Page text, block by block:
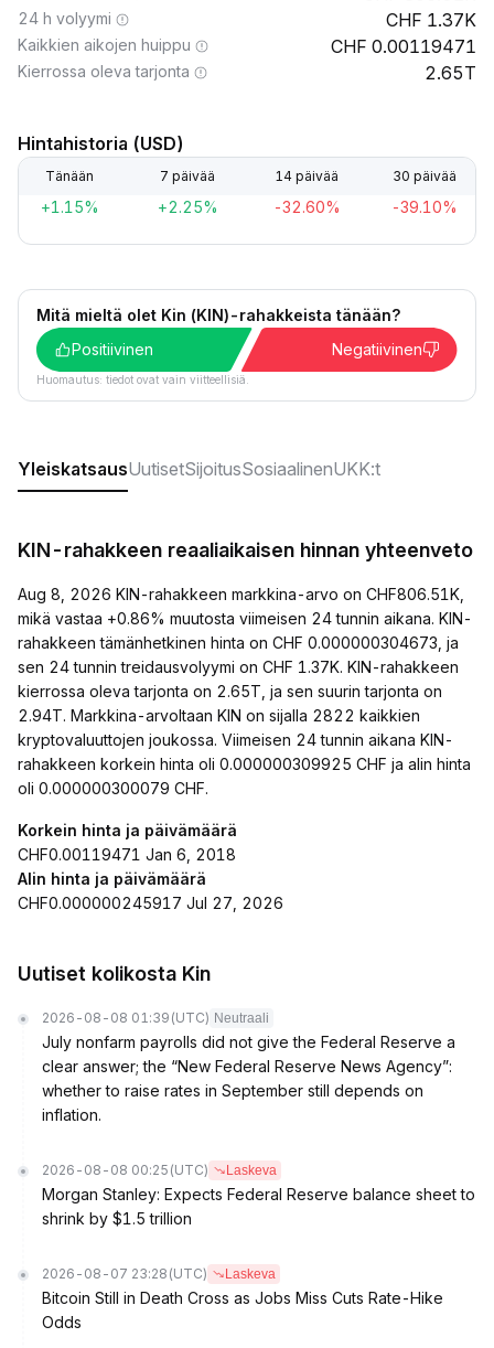
24 h volyymi 1.37K
Kaikkien aikojen huippu 0.00119471
Kierrossa oleva tarjonta 2.65T
Hintahistoria (USD)
Tänään 7 päivää 14 päivää 30 päivää
+1.15% +2.25% -32.60% -39.10%
Mitä mieltä olet Kin (KIN)-rahakkeista tänään?
Positiivinen
Negatiivinen
Huomautus: tiedot ovat vain viitteellisiä.
YleiskatsausUutisetSijoitusSosiaalinenUKK:t
KIN-rahakkeen reaaliaikaisen hinnan yhteenveto
Aug 8, 2026 KIN-rahakkeen markkina-arvo on CHF806.51K,
mikä vastaa +0.86% muutosta viimeisen 24 tunnin aikana. KIN-
rahakkeen tämänhetkinen hinta on CHF 0.000000304673, ja
sen 24 tunnin treidausvolyymi on CHF 1.37K. KIN-rahakkeen
kierrossa oleva tarjonta on 2.65T, ja sen suurin tarjonta on
2.94T. Markkina-arvoltaan KIN on sijalla 2822 kaikkien
kryptovaluuttojen joukossa. Viimeisen 24 tunnin aikana KIN-
rahakkeen korkein hinta oli 0.000000309925 CHF ja alin hinta
oli 0.000000300079 CHF.
Korkein hinta ja päivämäärä
CHF0.00119471 Jan 6, 2018
Alin hinta ja päivämäärä
CHF0.000000245917 Jul 27, 2026
Uutiset kolikosta Kin
2026-08-08 01:39 (UTC) Neutraali
July nonfarm payrolls did not give the Federal Reserve a
clear answer; the “New Federal Reserve News Agency”:
whether to raise rates in September still depends on
inflation.
2026-08-08 00:25 (UTC) Laskeva
Morgan Stanley: Expects Federal Reserve balance sheet to
shrink by $1.5 trillion
2026-08-07 23:28 (UTC) Laskeva
Bitcoin Still in Death Cross as Jobs Miss Cuts Rate-Hike
Odds